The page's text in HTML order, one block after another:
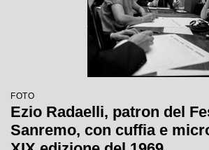
FOTO
Ezio Radaelli, patron del
Sanremo, con cuffia e